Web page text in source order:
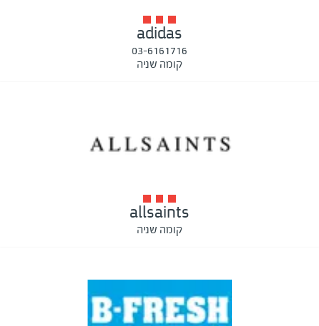
adidas
03-6161716
קומה שניה
allsaints
קומה שניה